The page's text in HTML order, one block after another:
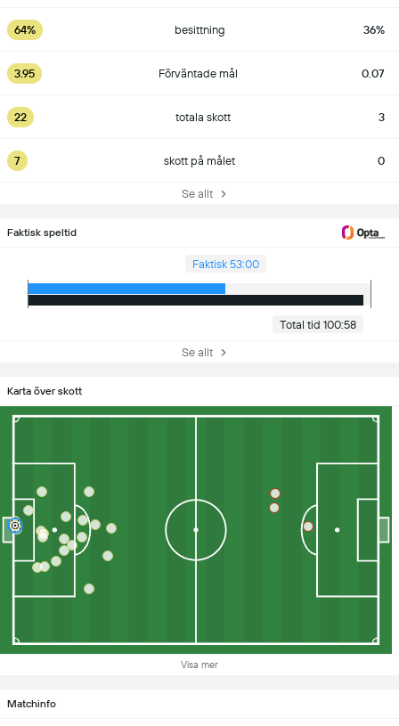
64% besittning 36%
3.95 Förväntade mål 0.07
22 totala skott 3
7 skott på målet 0
Se allt
Faktisk speltid
Faktisk 53:00
Total tid 100:58
Se allt
Karta över skott
Visa mer
Matchinfo